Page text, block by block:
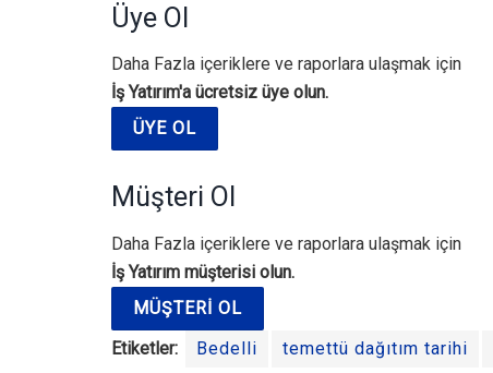
Üye Ol
Daha Fazla içeriklere ve raporlara ulaşmak için
İş Yatırım'a ücretsiz üye olun.
ÜYE OL
Müşteri Ol
Daha Fazla içeriklere ve raporlara ulaşmak için
İş Yatırım müşterisi olun.
MÜŞTERI OL
Etiketler:
Bedelli temettü dağıtım tarihi